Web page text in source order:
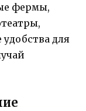
фермы,
для